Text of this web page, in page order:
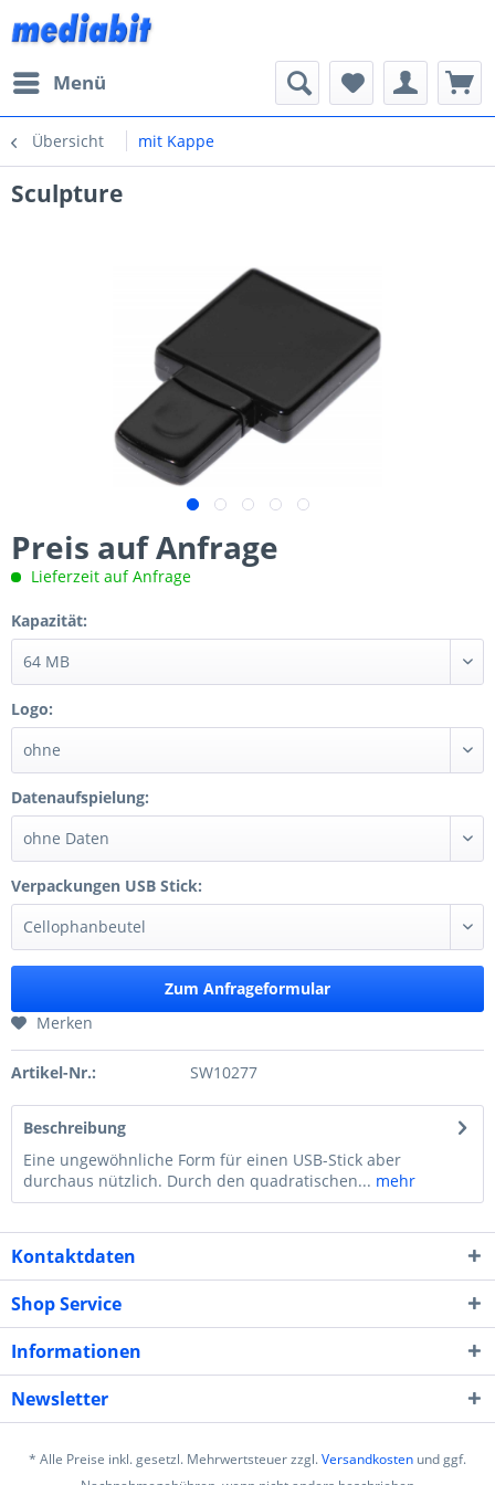
Menü
Übersicht mit Kappe
Sculpture
Preis auf Anfrage
Lieferzeit auf Anfrage
Kapazität:
Logo:
Datenaufspielung:
Verpackungen USB Stick:
Zum Anfrageformular
Merken
Artikel-Nr.: SW10277
Beschreibung
Eine ungewöhnliche Form für einen USB-Stick aber
durchaus nützlich. Durch den quadratischen... mehr
Kontaktdaten
Shop Service
Informationen
Newsletter
* Alle Preise inkl. gesetzl. Mehrwertsteuer zzgl.Versandkosten und ggf.